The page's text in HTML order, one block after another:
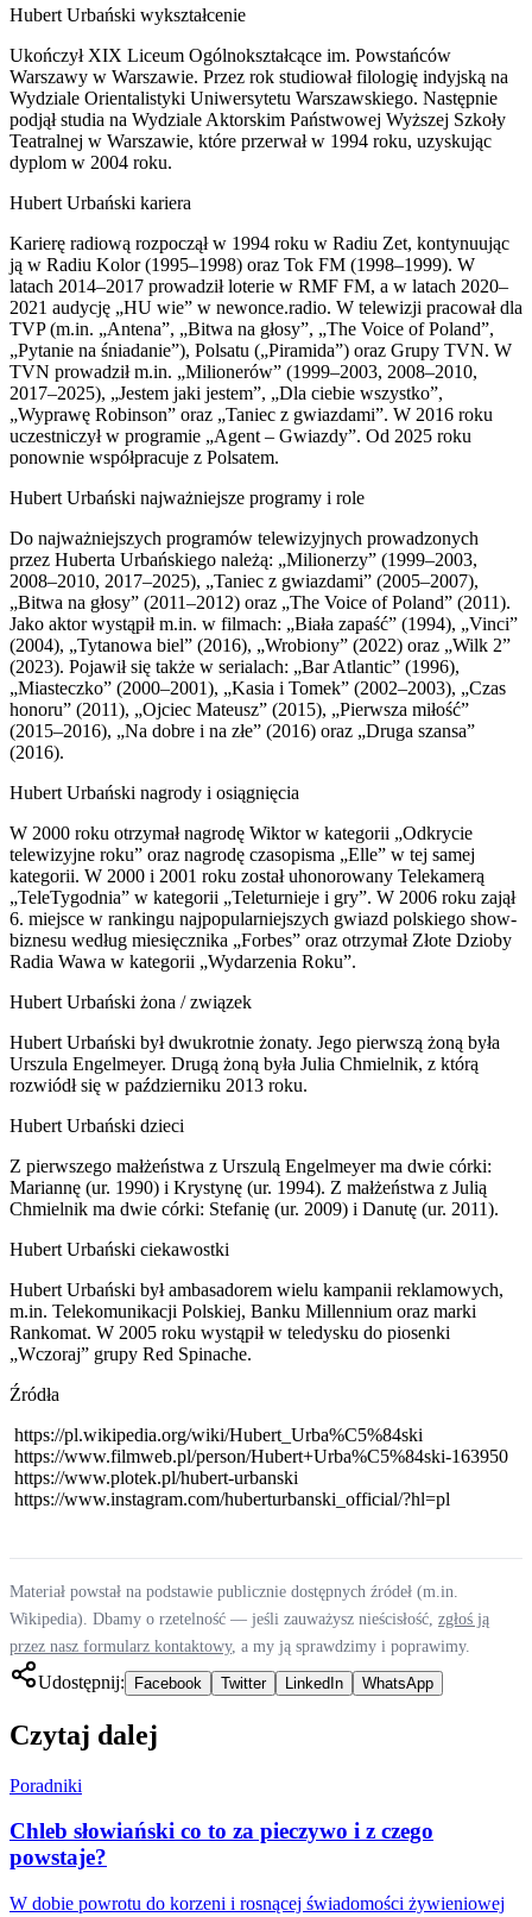
Hubert Urbański wykształcenie
Ukończył XIX Liceum Ogólnokształcące im. Powstańców
Warszawy w Warszawie. Przez rok studiował filologię indyjską na
Wydziale Orientalistyki Uniwersytetu Warszawskiego. Następnie
podjął studia na Wydziale Aktorskim Państwowej Wyższej Szkoły
Teatralnej w Warszawie, które przerwał w 1994 roku, uzyskując
dyplom w 2004 roku.
Hubert Urbański kariera
Karierę radiową rozpoczął w 1994 roku w Radiu Zet, kontynuując
ją w Radiu Kolor (1995–1998) oraz Tok FM (1998–1999). W
latach 2014–2017 prowadził loterie w RMF FM, a w latach 2020–
2021 audycję „HU wie” w newonce.radio. W telewizji pracował dla
TVP (m.in. „Antena”, „Bitwa na głosy”, „The Voice of Poland”,
„Pytanie na śniadanie”), Polsatu („Piramida”) oraz Grupy TVN. W
TVN prowadził m.in. „Milionerów” (1999–2003, 2008–2010,
2017–2025), „Jestem jaki jestem”, „Dla ciebie wszystko”,
„Wyprawę Robinson” oraz „Taniec z gwiazdami”. W 2016 roku
uczestniczył w programie „Agent – Gwiazdy”. Od 2025 roku
ponownie współpracuje z Polsatem.
Hubert Urbański najważniejsze programy i role
Do najważniejszych programów telewizyjnych prowadzonych
przez Huberta Urbańskiego należą: „Milionerzy” (1999–2003,
2008–2010, 2017–2025), „Taniec z gwiazdami” (2005–2007),
„Bitwa na głosy” (2011–2012) oraz „The Voice of Poland” (2011).
Jako aktor wystąpił m.in. w filmach: „Biała zapaść” (1994), „Vinci”
(2004), „Tytanowa biel” (2016), „Wrobiony” (2022) oraz „Wilk 2”
(2023). Pojawił się także w serialach: „Bar Atlantic” (1996),
„Miasteczko” (2000–2001), „Kasia i Tomek” (2002–2003), „Czas
honoru” (2011), „Ojciec Mateusz” (2015), „Pierwsza miłość”
(2015–2016), „Na dobre i na złe” (2016) oraz „Druga szansa”
(2016).
Hubert Urbański nagrody i osiągnięcia
W 2000 roku otrzymał nagrodę Wiktor w kategorii „Odkrycie
telewizyjne roku” oraz nagrodę czasopisma „Elle” w tej samej
kategorii. W 2000 i 2001 roku został uhonorowany Telekamerą
„TeleTygodnia” w kategorii „Teleturnieje i gry”. W 2006 roku zajął
6. miejsce w rankingu najpopularniejszych gwiazd polskiego show-
biznesu według miesięcznika „Forbes” oraz otrzymał Złote Dzioby
Radia Wawa w kategorii „Wydarzenia Roku”.
Hubert Urbański żona / związek
Hubert Urbański był dwukrotnie żonaty. Jego pierwszą żoną była
Urszula Engelmeyer. Drugą żoną była Julia Chmielnik, z którą
rozwiódł się w październiku 2013 roku.
Hubert Urbański dzieci
Z pierwszego małżeństwa z Urszulą Engelmeyer ma dwie córki:
Mariannę (ur. 1990) i Krystynę (ur. 1994). Z małżeństwa z Julią
Chmielnik ma dwie córki: Stefanię (ur. 2009) i Danutę (ur. 2011).
Hubert Urbański ciekawostki
Hubert Urbański był ambasadorem wielu kampanii reklamowych,
m.in. Telekomunikacji Polskiej, Banku Millennium oraz marki
Rankomat. W 2005 roku wystąpił w teledysku do piosenki
„Wczoraj” grupy Red Spinache.
Źródła
https://pl.wikipedia.org/wiki/Hubert_Urba%C5%84ski
https://www.filmweb.pl/person/Hubert+Urba%C5%84ski-163950
https://www.plotek.pl/hubert-urbanski
https://www.instagram.com/huberturbanski_official/?hl=pl
Materiał powstał na podstawie publicznie dostępnych źródeł (m.in.
Wikipedia). Dbamy o rzetelność — jeśli zauważysz nieścisłość, zgłoś ją
przez nasz formularz kontaktowy, a my ją sprawdzimy i poprawimy.
Udostępnij: Facebook Twitter LinkedIn WhatsApp
Czytaj dalej
Poradniki
Chleb słowiański co to za pieczywo i z czego
powstaje?
W dobie powrotu do korzeni i rosnącej świadomości żywieniowej